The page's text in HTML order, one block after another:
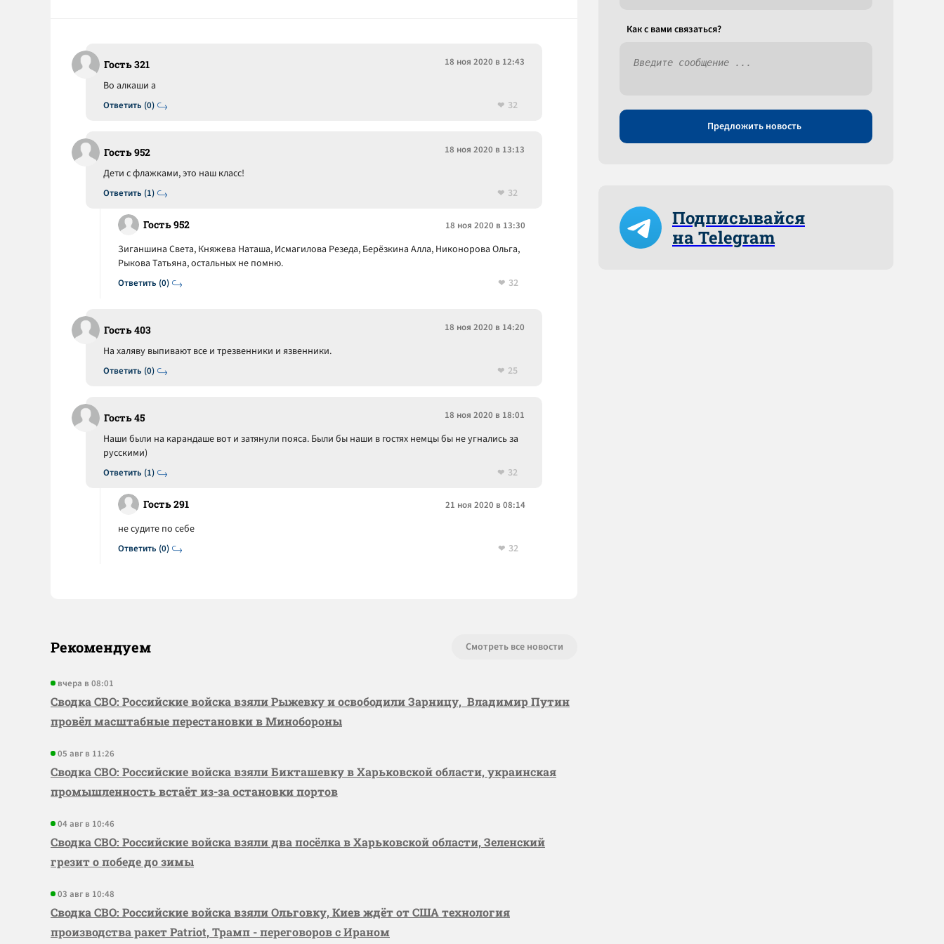
Гость 321 18 ноя 2020 в 12:43
Ответить (0)
Во алкаши а
32
Гость 952 18 ноя 2020 в 13:13
Ответить (1)
Дети с флажками, это наш класс!
32
Гость 952 18 ноя 2020 в 13:30
Ответить (0)
Зиганшина Света, Княжева Наташа, Исмагилова Резеда, Берёзкина Алла, Никонорова Ольга,
Рыкова Татьяна, остальных не помню.
32
Гость 403 18 ноя 2020 в 14:20
Ответить (0)
На халяву выпивают все и трезвенники и язвенники.
25
Гость 45 18 ноя 2020 в 18:01
Ответить (1)
Наши были на карандаше вот и затянули пояса. Были бы наши в гостях немцы бы не угнались за
русскими)
32
Гость 291 21 ноя 2020 в 08:14
Ответить (0)
не судите по себе
32
Рекомендуем Смотреть все новости
вчера в 08:01
Сводка СВО: Российские войска взяли Рыжевку и освободили Зарницу, Владимир Путин
провёл масштабные перестановки в Минобороны
05 авг в 11:26
Сводка СВО: Российские войска взяли Бикташевку в Харьковской области, украинская
промышленность встаёт из-за остановки портов
04 авг в 10:46
Сводка СВО: Российские войска взяли два посёлка в Харьковской области, Зеленский
грезит о победе до зимы
03 авг в 10:48
Сводка СВО: Российские войска взяли Ольговку, Киев ждёт от США технология
производства ракет Patriot, Трамп - переговоров с Ираном
Как c вами связаться?
Предложить новость
Подписывайся
на Telegram